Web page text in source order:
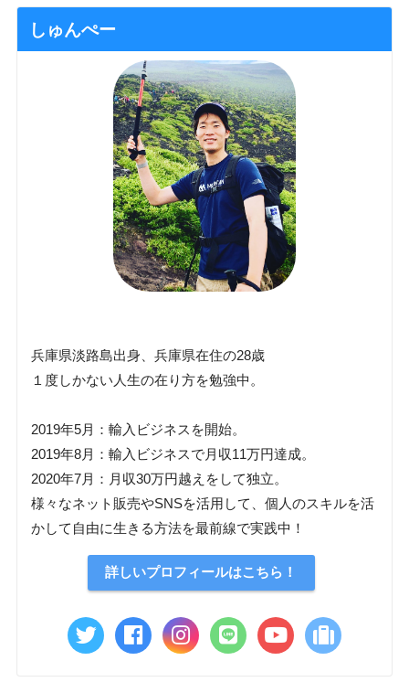
しゅんぺー
兵庫県淡路島出身、兵庫県在住の28歳
１度しかない人生の在り方を勉強中。
2019年5月：輸入ビジネスを開始。
2019年8月：輸入ビジネスで月収11万円達成。
2020年7月：月収30万円越えをして独立。
様々なネット販売やSNSを活用して、個人のスキルを活
かして自由に生きる方法を最前線で実践中！
詳しいプロフィールはこちら！